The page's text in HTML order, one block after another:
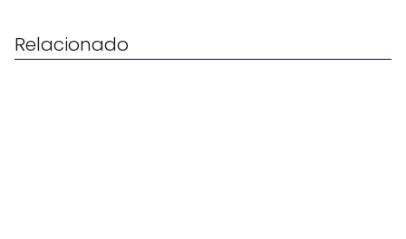
Relacionado